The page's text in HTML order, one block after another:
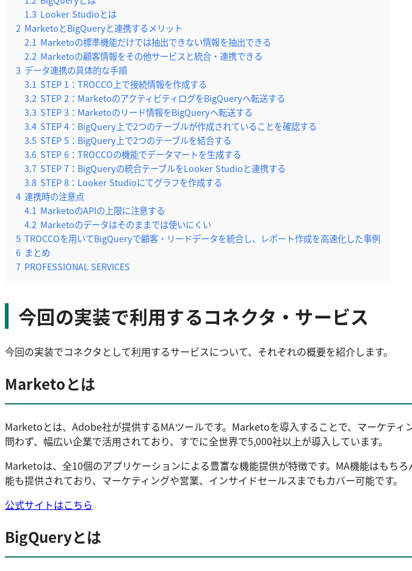
1.3 Looker Studioとは
2 MarketoとBigQueryと連携するメリット
2.1 Marketoの標準機能だけでは抽出できない情報を抽出できる
2.2 Marketoの顧客情報をその他サービスと統合・連携できる
3 データ連携の具体的な手順
3.1 STEP 1：TROCCO上で接続情報を作成する
3.2 STEP 2：MarketoのアクティビティログをBigQueryへ転送する
3.3 STEP 3：Marketoのリード情報をBigQueryへ転送する
3.4 STEP 4：BigQuery上で2つのテーブルが作成されていることを確認する
3.5 STEP 5：BigQuery上で2つのテーブルを結合する
3.6 STEP 6：TROCCOの機能でデータマートを生成する
3.7 STEP 7：BigQueryの統合テーブルをLooker Studioと連携する
3.8 STEP 8：Looker Studioにてグラフを作成する
4 連携時の注意点
4.1 MarketoのAPIの上限に注意する
4.2 Marketoのデータはそのままでは使いにくい
5 TROCCOを用いてBigQueryで顧客・リードデータを統合し、レポート作成を高速化した事例
6 まとめ
7 PROFESSIONAL SERVICES
今回の実装で利用するコネクタ・サービス
今回の実装でコネクタとして利用するサービスについて、それぞれの概要を紹介します。
Marketoとは
Marketoとは、Adobe社が提供するMAツールです。Marketoを導入することで、マーケテ
問わず、幅広い企業で活用されており、すでに全世界で5,000社以上が導入しています。
Marketoは、全10個のアプリケーションによる豊富な機能提供が特徴です。MA機能はもち
能も提供されており、マーケティングや営業、インサイドセールスまでもカバー可能です。
公式サイトはこちら
BigQueryとは